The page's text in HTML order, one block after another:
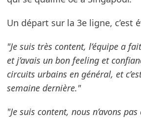
Un départ sur la 3e ligne, c’est
"Je suis très content, l’équipe a
et j’avais un bon feeling et
circuits urbains en général, et
semaine dernière."
"Je suis content, nous n’avons